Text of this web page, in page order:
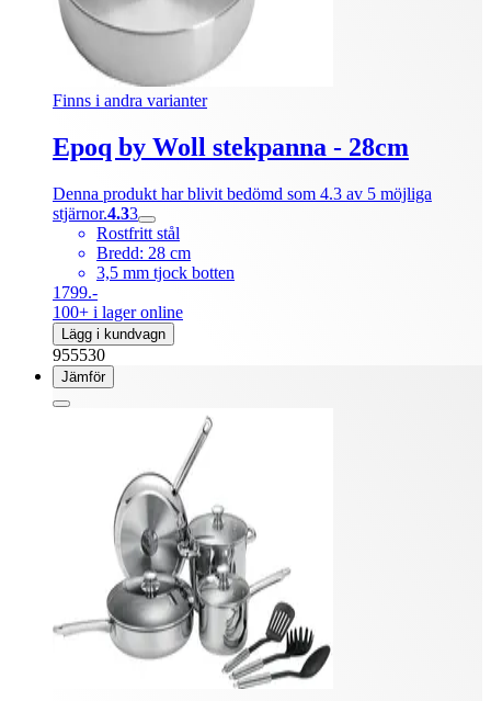
Finns i andra varianter
Epoq by Woll stekpanna - 28cm
Denna produkt har blivit bedömd som 4.3 av 5 möjliga
stjärnor.4.33
Rostfritt stål
Bredd: 28 cm
3,5 mm tjock botten
1799.-
100+ i lager online
Lägg i kundvagn
955530
Jämför